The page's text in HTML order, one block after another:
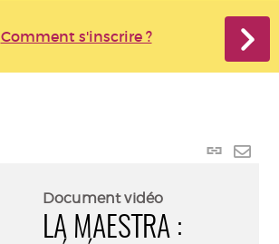
Comment s'inscrire ?
Lien
Document vidéo
LA MAESTRA :